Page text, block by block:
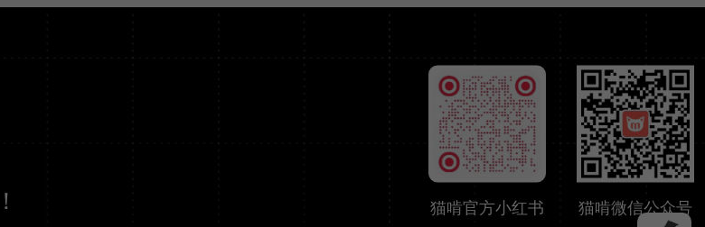
猫啃官方小红书 猫啃微信公众号